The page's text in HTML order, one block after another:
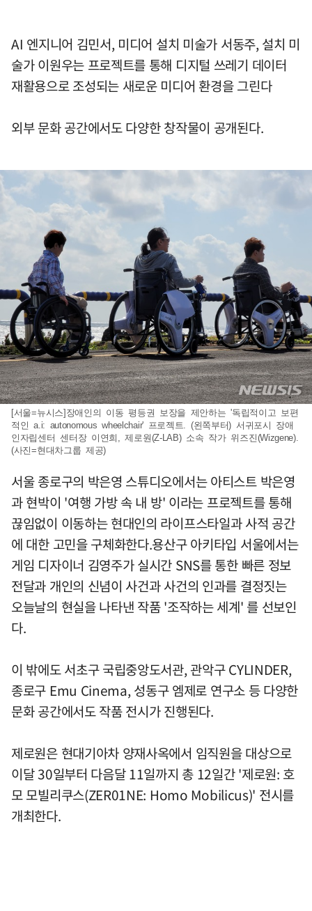
AI 엔지니어 김민서, 미디어 설치 미술가 서동주, 설치 미
술가 이원우는 프로젝트를 통해 디지털 쓰레기 데이터
재활용으로 조성되는 새로운 미디어 환경을 그린다
외부 문화 공간에서도 다양한 창작물이 공개된다.
[서울=뉴시스]장애인의 이동 평등권 보장을 제안하는 '독립적이고 보편
적인 a.i: autonomous wheelchair' 프로젝트. (왼쪽부터) 서귀포시 장애
인자립센터 센터장 이연희, 제로원(Z-LAB) 소속 작가 위즈진(Wizgene).
(사진=현대차그룹 제공)
서울 종로구의 박은영 스튜디오에서는 아티스트 박은영
과 현박이 '여행 가방 속 내 방' 이라는 프로젝트를 통해
끊임없이 이동하는 현대인의 라이프스타일과 사적 공간
에 대한 고민을 구체화한다.용산구 아키타입 서울에서는
게임 디자이너 김영주가 실시간 SNS를 통한 빠른 정보
전달과 개인의 신념이 사건과 사건의 인과를 결정짓는
오늘날의 현실을 나타낸 작품 '조작하는 세계' 를 선보인
다.
이 밖에도 서초구 국립중앙도서관, 관악구 CYLINDER,
종로구 Emu Cinema, 성동구 엠제로 연구소 등 다양한
문화 공간에서도 작품 전시가 진행된다.
제로원은 현대기아차 양재사옥에서 임직원을 대상으로
이달 30일부터 다음달 11일까지 총 12일간 '제로원: 호
모 모빌리쿠스(ZER01NE: Homo Mobilicus)' 전시를
개최한다.